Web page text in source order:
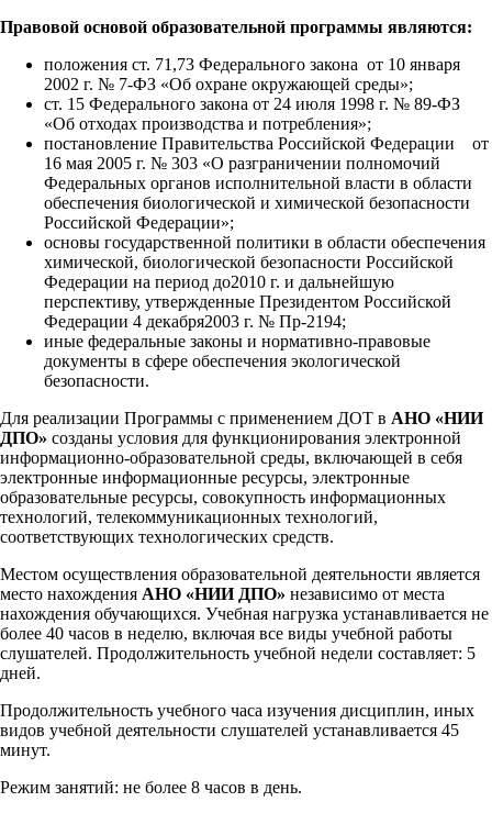
Правовой основой образовательной программы являются:
положения ст. 71,73 Федерального закона от 10 января
2002 г. № 7-ФЗ «Об охране окружающей среды»;
ст. 15 Федерального закона от 24 июля 1998 г. № 89-ФЗ
«Об отходах производства и потребления»;
постановление Правительства Российской Федерации от
16 мая 2005 г. № 303 «О разграничении полномочий
Федеральных органов исполнительной власти в области
обеспечения биологической и химической безопасности
Российской Федерации»;
основы государственной политики в области обеспечения
химической, биологической безопасности Российской
Федерации на период до2010 г. и дальнейшую
перспективу, утвержденные Президентом Российской
Федерации 4 декабря2003 г. № Пр-2194;
иные федеральные законы и нормативно-правовые
документы в сфере обеспечения экологической
безопасности.
Для реализации Программы с применением ДОТ в АНО «НИИ
ДПО» созданы условия для функционирования электронной
информационно-образовательной среды, включающей в себя
электронные информационные ресурсы, электронные
образовательные ресурсы, совокупность информационных
технологий, телекоммуникационных технологий,
соответствующих технологических средств.
Местом осуществления образовательной деятельности является
место нахождения АНО «НИИ ДПО» независимо от места
нахождения обучающихся. Учебная нагрузка устанавливается не
более 40 часов в неделю, включая все виды учебной работы
слушателей. Продолжительность учебной недели составляет: 5
дней.
Продолжительность учебного часа изучения дисциплин, иных
видов учебной деятельности слушателей устанавливается 45
минут.
Режим занятий: не более 8 часов в день.